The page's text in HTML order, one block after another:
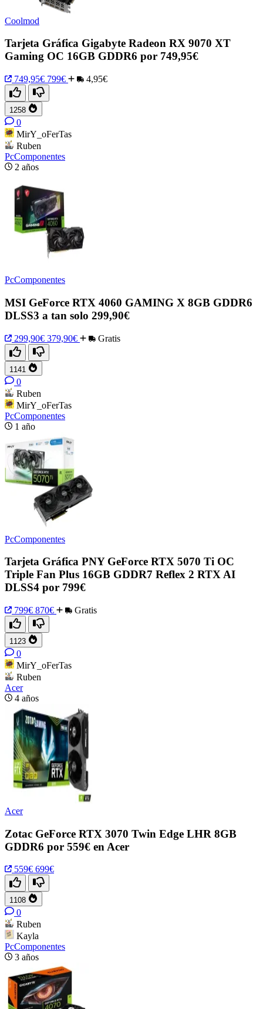
Coolmod
Tarjeta Gráfica Gigabyte Radeon RX 9070 XT
Gaming OC 16GB GDDR6 por 749,95€
749,95€ 799€ 4,95€
1258
0
MirY_oFerTas
Ruben
PcComponentes
2 años
PcComponentes
MSI GeForce RTX 4060 GAMING X 8GB GDDR6
DLSS3 a tan solo 299,90€
299,90€ 379,90€ Gratis
1141
0
Ruben
MirY_oFerTas
PcComponentes
1 año
PcComponentes
Tarjeta Gráfica PNY GeForce RTX 5070 Ti OC
Triple Fan Plus 16GB GDDR7 Reflex 2 RTX AI
DLSS4 por 799€
799€ 870€ Gratis
1123
0
MirY_oFerTas
Ruben
Acer
4 años
Acer
Zotac GeForce RTX 3070 Twin Edge LHR 8GB
GDDR6 por 559€ en Acer
559€ 699€
1108
0
Ruben
Kayla
PcComponentes
3 años